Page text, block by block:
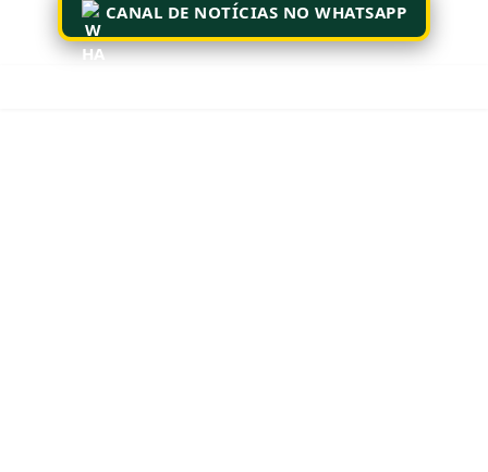
CANAL DE NOTÍCIAS NO WHATSAPP